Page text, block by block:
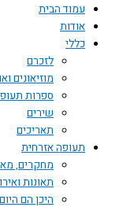
עמוד הבית
אודות
כללי
לזכרם
מוזיאונים ואוספים
ספרות תעופתית
שירים
תאריכים
תעופה אזרחית
מחקרים,
תאונות ואירועי
היכן הם היום